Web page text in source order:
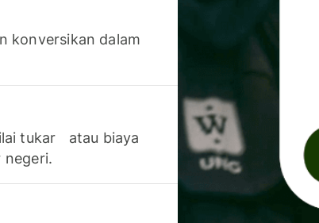
konversikan dalam
tukar atau biaya
negeri.